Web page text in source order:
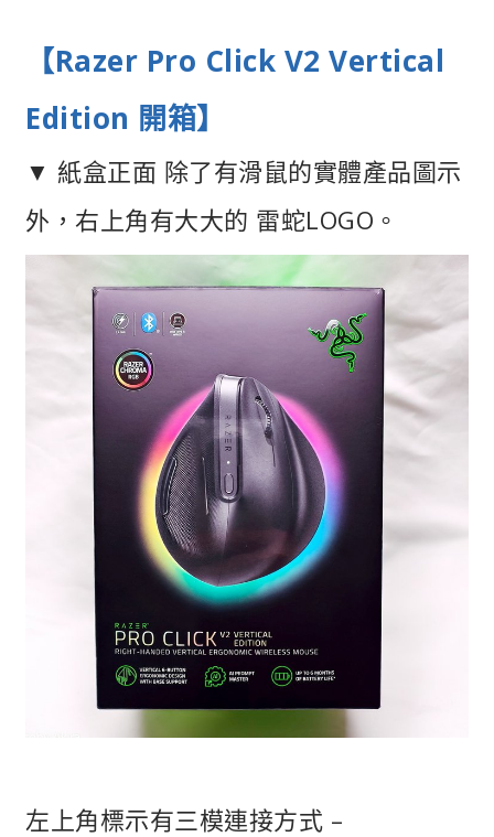
【Razer Pro Click V2 Vertical
Edition 開箱】
▼ 紙盒正面 除了有滑鼠的實體產品圖示
外，右上角有大大的 雷蛇LOGO。
左上角標示有三模連接方式 –